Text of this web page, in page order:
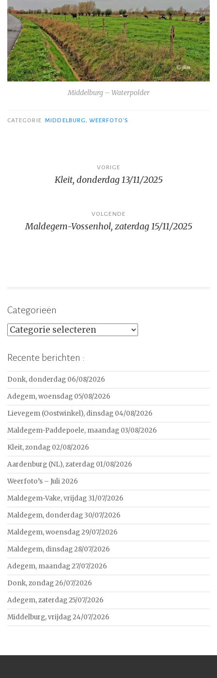
Middelburg – Waterpolder
CATEGORIE MIDDELBURG,WEERFOTO'S
navigatie
VORIGE
Kleit, donderdag 13/11/2025
VOLGENDE
Maldegem-Vossenhol, zaterdag 15/11/2025
Categorieën
Categorieën
Recente berichten :
Donk, donderdag 06/08/2026
Adegem, woensdag 05/08/2026
Lievegem (Oostwinkel), dinsdag 04/08/2026
Maldegem-Paddepoele, maandag 03/08/2026
Kleit, zondag 02/08/2026
Aardenburg (NL), zaterdag 01/08/2026
Weerfoto’s – Juli 2026
Maldegem-Vake, vrijdag 31/07/2026
Maldegem, donderdag 30/07/2026
Maldegem, woensdag 29/07/2026
Maldegem, dinsdag 28/07/2026
Adegem, maandag 27/07/2026
Donk, zondag 26/07/2026
Adegem, zaterdag 25/07/2026
Middelburg, vrijdag 24/07/2026